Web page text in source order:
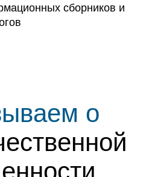
сборников и
о